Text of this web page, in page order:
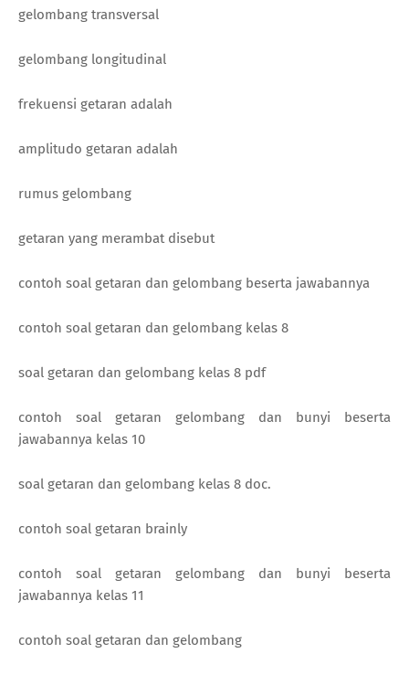
gelombang transversal
gelombang longitudinal
frekuensi getaran adalah
amplitudo getaran adalah
rumus gelombang
getaran yang merambat disebut
contoh soal getaran dan gelombang beserta jawabannya
contoh soal getaran dan gelombang kelas 8
soal getaran dan gelombang kelas 8 pdf
contoh soal getaran gelombang dan bunyi beserta
jawabannya kelas 10
soal getaran dan gelombang kelas 8 doc.
contoh soal getaran brainly
contoh soal getaran gelombang dan bunyi beserta
jawabannya kelas 11
contoh soal getaran dan gelombang